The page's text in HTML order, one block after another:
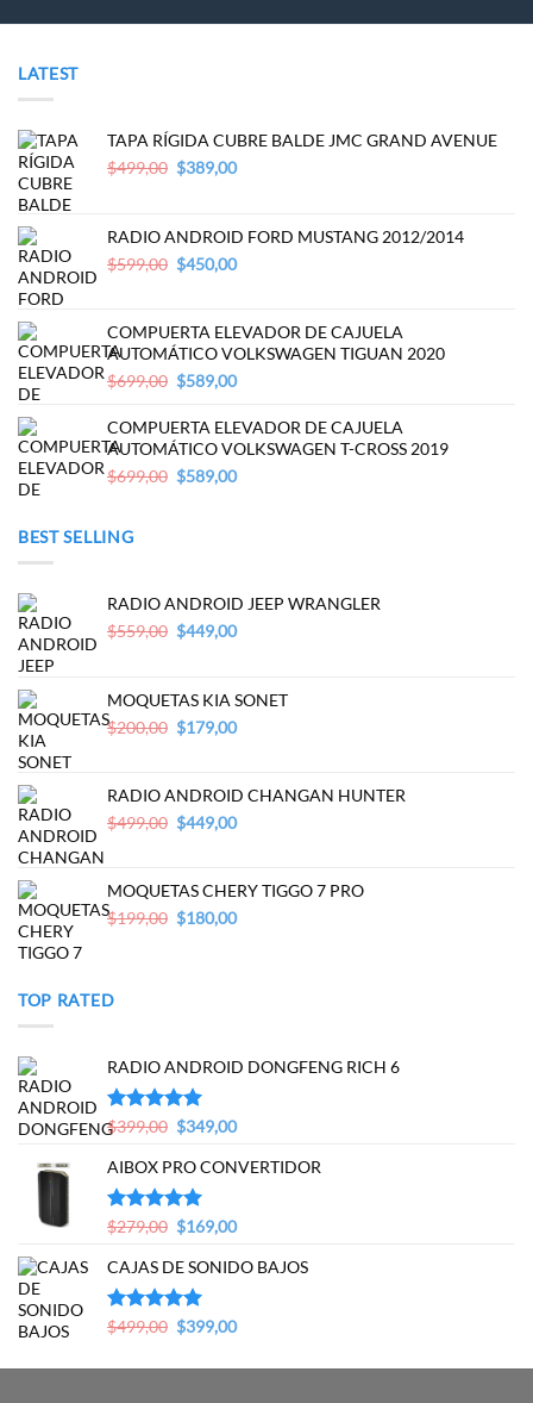
LATEST
TAPA RÍGIDA CUBRE BALDE JMC GRAND AVENUE
$499,00 Original
$499,00.
$389,00Current
$389,00.
RADIO ANDROID FORD MUSTANG 2012/2014
$599,00 Original
$599,00.
$450,00Current
$450,00.
COMPUERTA ELEVADOR DE CAJUELA
AUTOMÁTICO VOLKSWAGEN TIGUAN 2020
$699,00 Original
was:
$699,00.
$589,00Current
is:
$589,00.
COMPUERTA ELEVADOR DE CAJUELA
AUTOMÁTICO VOLKSWAGEN T-CROSS 2019
$699,00 Original
$589,00Current
BEST SELLING
RADIO ANDROID JEEP WRANGLER
$559,00 Original
$559,00.
$449,00Current
$449,00.
MOQUETAS KIA SONET
$200,00 Original
$200,00.
$179,00Current
$179,00.
RADIO ANDROID CHANGAN HUNTER
$499,00 Original
$499,00.
$449,00Current
$449,00.
MOQUETAS CHERY TIGGO 7 PRO
$199,00 Original
$180,00Current
TOP RATED
RADIO ANDROID DONGFENG RICH 6
Valorado en
$399,00 Original
was:
$399,00.
$349,00Current
is:
AIBOX PRO CONVERTIDOR
Valorado en
$279,00 Original
was:
$279,00.
$169,00Current
is:
CAJAS DE SONIDO BAJOS
Valorado en
$499,00 Original
was:
$399,00Current
is: